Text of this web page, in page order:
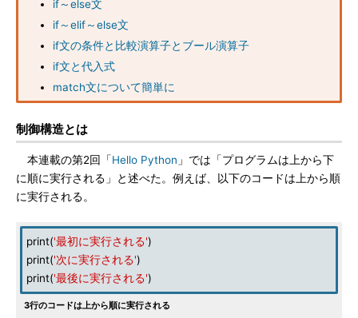
if～else文
if～elif～else文
if文の条件と比較演算子とブール演算子
if文と代入式
match文について簡単に
制御構造とは
本連載の第2回「Hello Python 」では「プログラムは上から下
に順に実行される」と述べた。例えば、以下のコードは上から順
に実行される。
print('最初に実行される')
print('次に実行される')
print('最後に実行される')
3行のコードは上から順に実行される